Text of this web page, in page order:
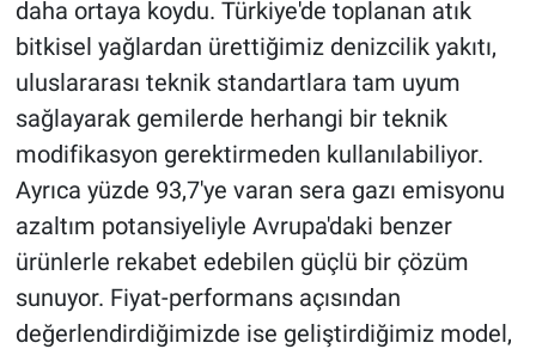
daha ortaya koydu. Türkiye'de toplanan atık
bitkisel yağlardan ürettiğimiz denizcilik yakıtı,
uluslararası teknik standartlara tam uyum
sağlayarak gemilerde herhangi bir teknik
modifikasyon gerektirmeden kullanılabiliyor.
Ayrıca yüzde 93,7'ye varan sera gazı emisyonu
azaltım potansiyeliyle Avrupa'daki benzer
ürünlerle rekabet edebilen güçlü bir çözüm
sunuyor. Fiyat-performans açısından
değerlendirdiğimizde ise geliştirdiğimiz model,